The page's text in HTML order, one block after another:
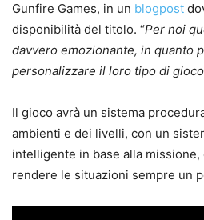
Gunfire Games, in un blogpost
disponibilità del titolo. “Per noi
davvero emozionante, in quanto
personalizzare il loro tipo di gioco
Il gioco avrà un sistema
ambienti e dei livelli, con un
intelligente in base alla missione,
rendere le situazioni sempre un